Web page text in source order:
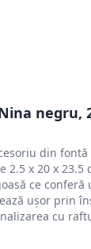
negru,
din
2.5 x 20 x 23.5
ce conferă
ușor prin
cu